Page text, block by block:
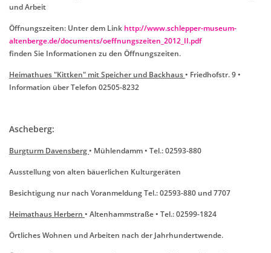
und Arbeit
Öffnungszeiten: Unter dem Link http://www.schlepper-museum-
altenberge.de/documents/oeffnungszeiten_2012_II.pdf
finden Sie Informationen zu den Öffnungszeiten.
Heimathues "Kittken" mit Speicher und Backhaus• Friedhofstr. 9 •
Information über Telefon 02505-8232
Ascheberg:
Burgturm Davensberg• Mühlendamm • Tel.: 02593-880
Ausstellung von alten bäuerlichen Kulturgeräten
Besichtigung nur nach Voranmeldung Tel.: 02593-880 und 7707
Heimathaus Herbern • Altenhammstraße • Tel.: 02599-1824
Örtliches Wohnen und Arbeiten nach der Jahrhundertwende.